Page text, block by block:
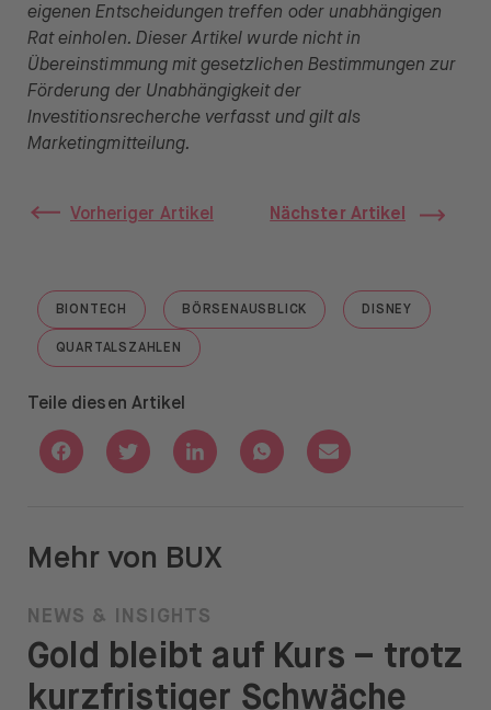
eigenen Entscheidungen treffen oder unabhängigen
Rat einholen. Dieser Artikel wurde nicht in
Übereinstimmung mit gesetzlichen Bestimmungen zur
Förderung der Unabhängigkeit der
Investitionsrecherche verfasst und gilt als
Marketingmitteilung.
Vorheriger Artikel Nächster Artikel
BIONTECH
GO TO "BIONTECH"
BÖRSENAUSBLICK
GO TO "BÖRSENAUSBLICK"
DISNEY
GO TO
QUARTALSZAHLEN
GO TO "QUARTALSZAHLEN"
Teile diesen Artikel
Share with Facebook
Share with Twitter
Share with Linkedin
Share with Whatsapp
Share with Email
Mehr von BUX
NEWS & INSIGHTS
Gold bleibt auf Kurs – trotz
kurzfristiger Schwäche